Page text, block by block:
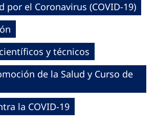
por el Coronavirus ‎‎(COVID-19)‎
y técnicos
de la Salud y Curso de
la COVID-19